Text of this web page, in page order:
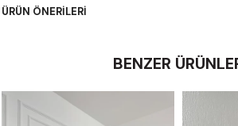
ÜRÜN ÖNERILERI
BENZER